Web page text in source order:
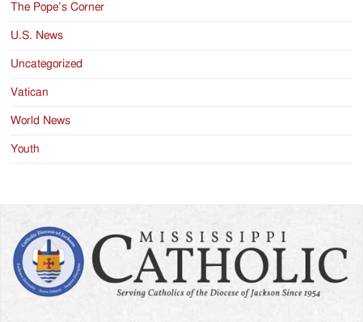
The Pope’s Corner
U.S. News
Uncategorized
Vatican
World News
Youth